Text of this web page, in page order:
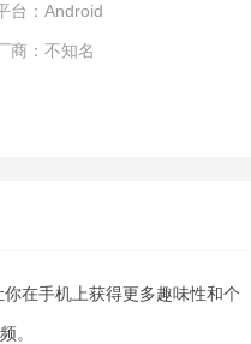
台：Android
商：不知名
在手机上获得更多趣味性和个
。